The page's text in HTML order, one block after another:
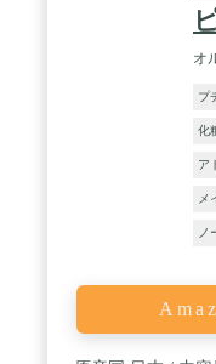
オ
プ
化
ア
メ
ノ